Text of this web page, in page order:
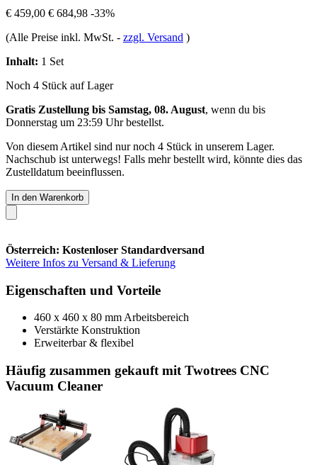
€ 459,00 € 684,98 -33%
(Alle Preise inkl. MwSt. - zzgl. Versand )
Inhalt: 1 Set
Noch 4 Stück auf Lager
Gratis Zustellung bis Samstag, 08. August, wenn du bis
Donnerstag um 23:59 Uhrbestellst.
Von diesem Artikel sind nur noch 4 Stück in unserem Lager.
Nachschub ist unterwegs! Falls mehr bestellt wird, könnte dies das
Zustelldatum beeinflussen.
In den Warenkorb
Österreich: Kostenloser Standardversand
Weitere Infos zu Versand & Lieferung
Eigenschaften und Vorteile
460 x 460 x 80 mm Arbeitsbereich
Verstärkte Konstruktion
Erweiterbar & flexibel
Häufig zusammen gekauft mit Twotrees CNC
Vacuum Cleaner